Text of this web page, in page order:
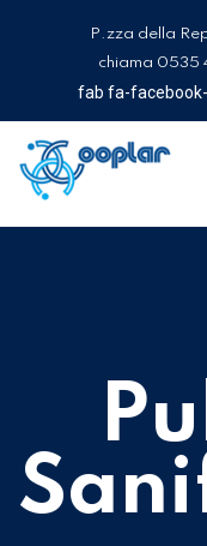
P.zza della
chiama 0535
fab fa-